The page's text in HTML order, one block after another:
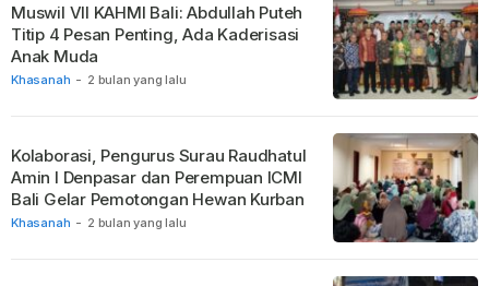
Khasanah - 2 bulan yang lalu
Muswil VII KAHMI Bali: Abdullah Puteh
Titip 4 Pesan Penting, Ada Kaderisasi
Anak Muda
Khasanah - 2 bulan yang lalu
Kolaborasi, Pengurus Surau Raudhatul
Amin I Denpasar dan Perempuan ICMI
Bali Gelar Pemotongan Hewan Kurban